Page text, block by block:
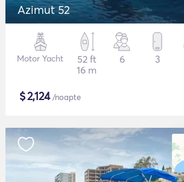
Azimut 52
Motor Yacht
52 ft
16 m
6 3
$2,124/noapte